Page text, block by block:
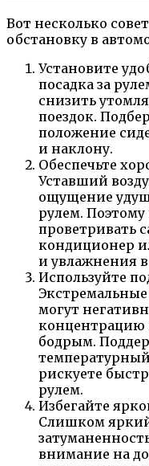
Вот несколько
обстановку в
Установите
посадка за
снизить
поездок.
положение
и наклону.
Обеспечьте
Уставший
ощущение
рулем.
проветривать
кондиционер
и увлажнения
Используйте
могут
концентрацию
бодрым.
рискуете
рулем.
Избегайте
Слишком
внимание на